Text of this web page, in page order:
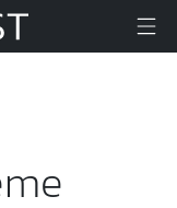
Truppendienst